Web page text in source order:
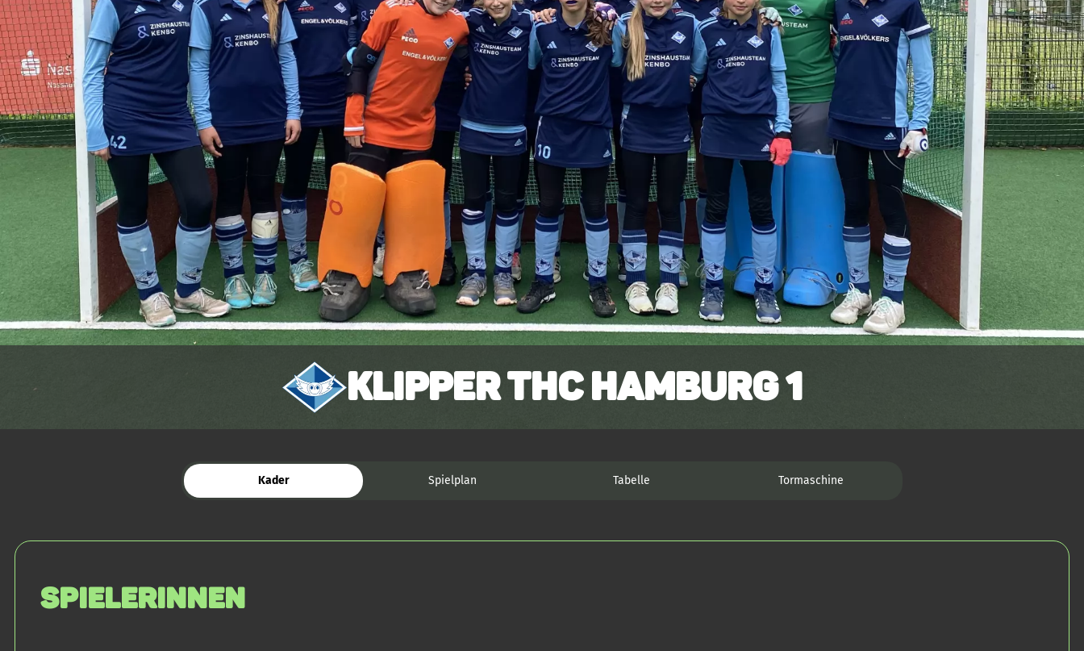
Klipper THC Hamburg 1
Kader Spielplan Tabelle Tormaschine
SPIELERINNEN